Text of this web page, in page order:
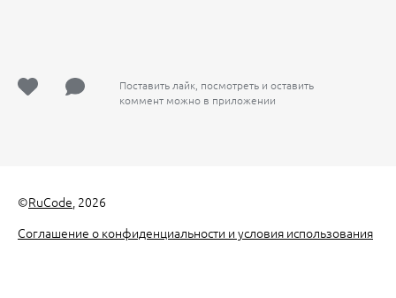
Поставить лайк, посмотреть и оставить
коммент можно в приложении
©RuCode, 2026
Соглашение о конфиденциальности и условия использования